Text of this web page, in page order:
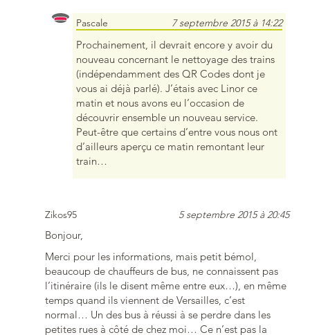
Pascale 7 septembre 2015 à 14:22
Prochainement, il devrait encore y avoir du
nouveau concernant le nettoyage des trains
(indépendamment des QR Codes dont je
vous ai déjà parlé). J’étais avec Linor ce
matin et nous avons eu l’occasion de
découvrir ensemble un nouveau service.
Peut-être que certains d’entre vous nous ont
d’ailleurs aperçu ce matin remontant leur
train…
Zikos95 5 septembre 2015 à 20:45
Bonjour,
Merci pour les informations, mais petit bémol,
beaucoup de chauffeurs de bus, ne connaissent pas
l’itinéraire (ils le disent même entre eux…), en même
temps quand ils viennent de Versailles, c’est
normal… Un des bus à réussi à se perdre dans les
petites rues à côté de chez moi… Ce n’est pas la